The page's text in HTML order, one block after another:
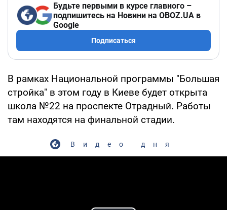
Будьте первыми в курсе главного –
подпишитесь на Новини на OBOZ.UA в
Google
Подписаться
В рамках Национальной программы "Большая
стройка" в этом году в Киеве будет открыта
школа №22 на проспекте Отрадный. Работы
там находятся на финальной стадии.
Видео дня